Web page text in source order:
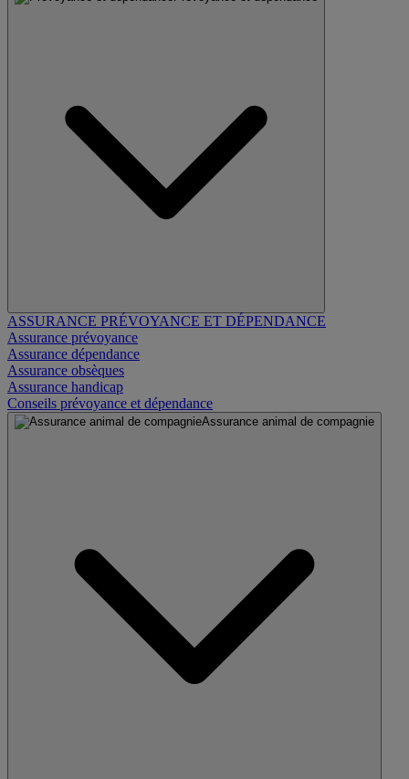
ASSURANCE PRÉVOYANCE ET DÉPENDANCE
Assurance prévoyance
Assurance dépendance
Assurance obsèques
Assurance handicap
Conseils prévoyance et dépendance
Assurance animal de compagnie